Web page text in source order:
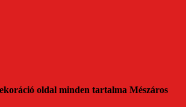
oldal minden tartalma Mészáros